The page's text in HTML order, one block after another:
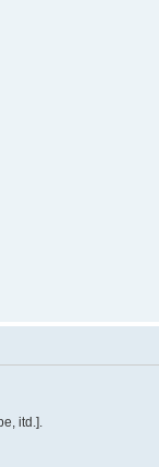
itd.].